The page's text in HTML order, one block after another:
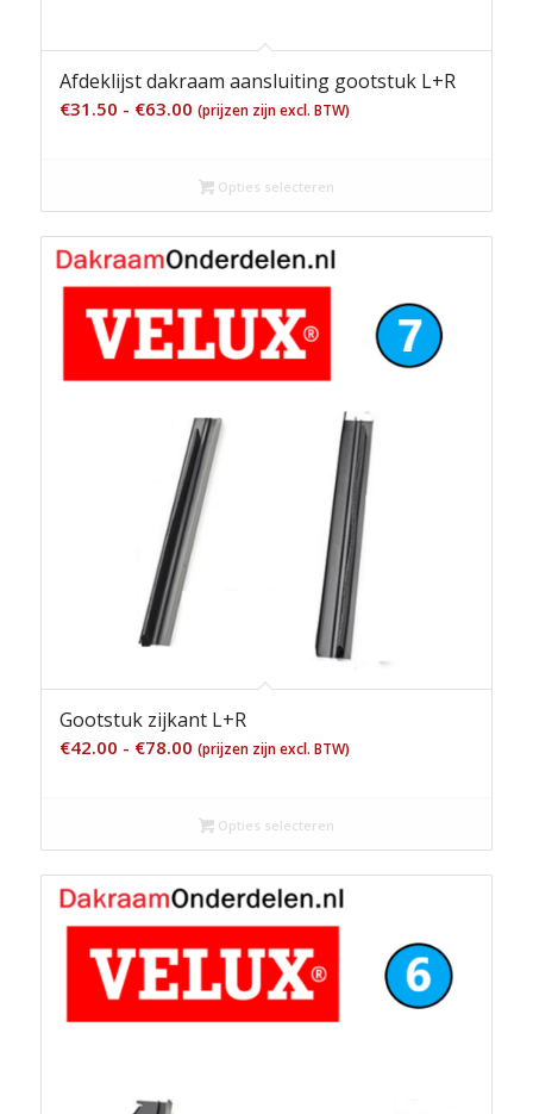
Afdeklijst dakraam aansluiting gootstuk L+R
€31.50 - €63.00Prijsklasse:
€63.00
(prijzen zijn excl. BTW)
Opties selecteren
Gootstuk zijkant L+R
€42.00 - €78.00Prijsklasse:
€78.00
(prijzen zijn excl. BTW)
Opties selecteren